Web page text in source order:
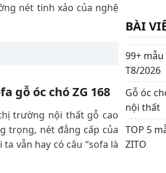
nét tinh xảo của nghệ
gỗ óc chó ZG 168
trường nội thất gỗ cao
trọng, nét đẳng cấp của
vẫn hay có câu “sofa là
BÀI
99+
T8/2026
Gỗ óc
nội thất
TOP 5
ZITO